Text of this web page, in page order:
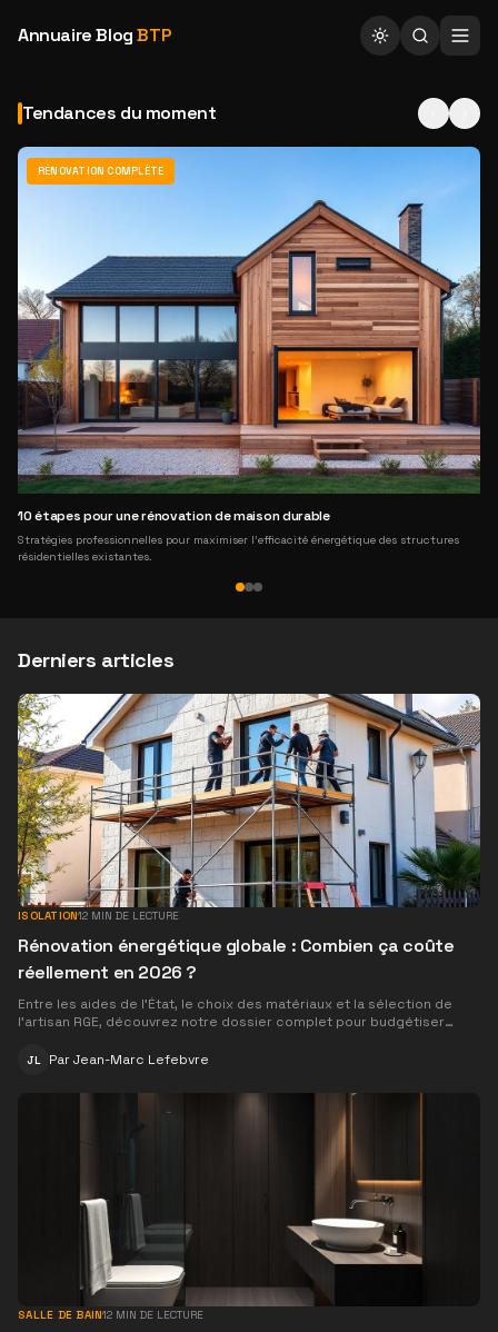
Annuaire BlogBTP
Tendances du moment
RÉNOVATION COMPLÈTE
10 étapes pour une rénovation de maison durable
Stratégies professionnelles pour maximiser l'efficacité énergétique des structures
résidentielles existantes.
Derniers articles
ISOLATION12 MIN DE LECTURE
Rénovation énergétique globale : Combien ça coûte
réellement en 2026 ?
Entre les aides de l'État, le choix des matériaux et la sélection de
l'artisan RGE, découvrez notre dossier complet pour budgétiser
JL ParJean-Marc Lefebvre
SALLE DE BAIN12 MIN DE LECTURE